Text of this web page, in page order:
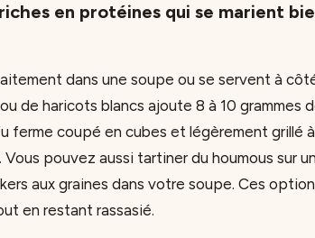
en protéines qui se marient
dans une soupe ou se servent à
de haricots blancs ajoute 8 à 10 grammes
ferme coupé en cubes et légèrement grillé
pouvez aussi tartiner du houmous sur
aux graines dans votre soupe. Ces
en restant rassasié.